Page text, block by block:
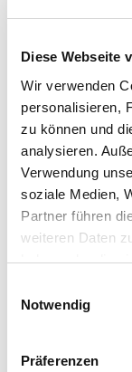
Diese Webseite
Wir verwenden
personalisieren,
zu können und
analysieren.
Verwendung
soziale Medien,
Partner führen
weiteren Daten
haben oder die
Notwendig
Präferenzen
Anzahl
Anreisetag